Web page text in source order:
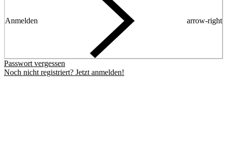
Anmelden arrow-right
Passwort vergessen
Noch nicht registriert? Jetzt anmelden!